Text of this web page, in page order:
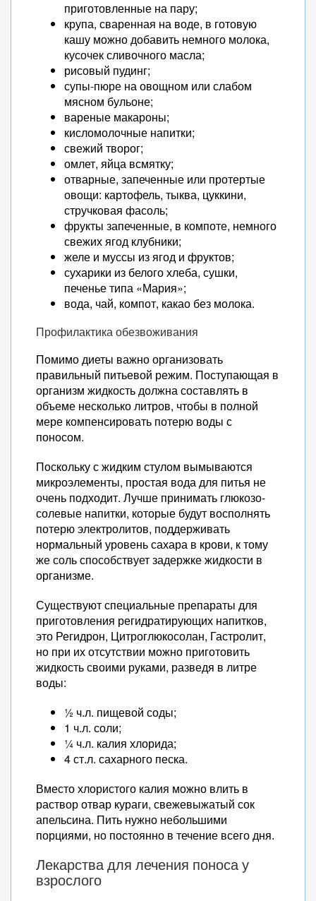
приготовленные на пару;
крупа, сваренная на воде, в готовую
кашу можно добавить немного молока,
кусочек сливочного масла;
рисовый пудинг;
супы-пюре на овощном или слабом
мясном бульоне;
вареные макароны;
кисломолочные напитки;
свежий творог;
омлет, яйца всмятку;
отварные, запеченные или протертые
овощи: картофель, тыква, цуккини,
стручковая фасоль;
фрукты запеченные, в компоте, немного
свежих ягод клубники;
желе и муссы из ягод и фруктов;
сухарики из белого хлеба, сушки,
печенье типа «Мария»;
вода, чай, компот, какао без молока.
Профилактика обезвоживания
Помимо диеты важно организовать
правильный питьевой режим. Поступающая в
организм жидкость должна составлять в
объеме несколько литров, чтобы в полной
мере компенсировать потерю воды с
поносом.
Поскольку с жидким стулом вымываются
микроэлементы, простая вода для питья не
очень подходит. Лучше принимать глюкозо-
солевые напитки, которые будут восполнять
потерю электролитов, поддерживать
нормальный уровень сахара в крови, к тому
же соль способствует задержке жидкости в
организме.
Существуют специальные препараты для
приготовления регидратирующих напитков,
это Регидрон, Цитроглюкосолан, Гастролит,
но при их отсутствии можно приготовить
жидкость своими руками, разведя в литре
воды:
½ ч.л. пищевой соды;
1 ч.л. соли;
¼ ч.л. калия хлорида;
4 ст.л. сахарного песка.
Вместо хлористого калия можно влить в
раствор отвар кураги, свежевыжатый сок
апельсина. Пить нужно небольшими
порциями, но постоянно в течение всего дня.
Лекарства для лечения поноса у
взрослого